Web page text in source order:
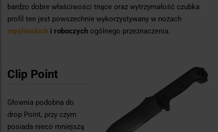
bardzo dobre właściwości tnące oraz wytrzymałość czubka
profil ten jest powszechnie wykorzystywany w nożach
myśliwskich i roboczych ogólnego przeznaczenia.
Clip Point
Głownia podobna do
drop Point, przy czym
posiada nieco mniejszą